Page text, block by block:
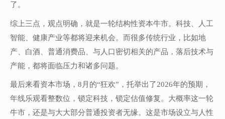
了。
综上三点，观点明确，就是一轮结构性资本牛市。科技、人工
智能、健康产业等都将迎来机会。而很多传统行业，比如地
产、白酒、普通消费品、与人口密切相关的产品，落后技术与
产能，都将面临压力和诸多问题。
最后来看资本市场，8月的“狂欢”，托举出了2026年的预期，
年线乐观看整数位，锁定科技，锁定估值修复。大概率这一轮
牛市，还是与大大部分普通投资者无缘。这是市场设立与人性